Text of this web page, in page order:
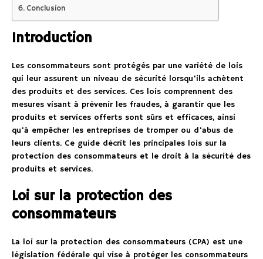
Conclusion
Introduction
Les consommateurs sont protégés par une variété de lois
qui leur assurent un niveau de sécurité lorsqu’ils achètent
des produits et des services. Ces lois comprennent des
mesures visant à prévenir les fraudes, à garantir que les
produits et services offerts sont sûrs et efficaces, ainsi
qu’à empêcher les entreprises de tromper ou d’abus de
leurs clients. Ce guide décrit les principales lois sur la
protection des consommateurs et le droit à la sécurité des
produits et services.
Loi sur la protection des
consommateurs
La loi sur la protection des consommateurs (CPA) est une
législation fédérale qui vise à protéger les consommateurs